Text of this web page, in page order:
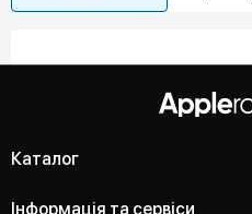
Каталог
Інформація та сервіси